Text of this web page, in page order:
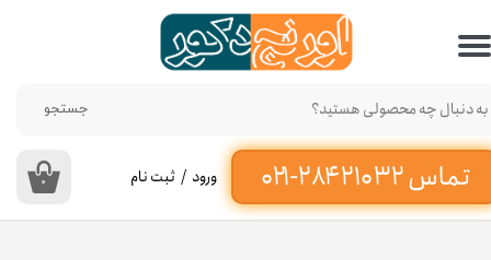
تماس ۳۲ ۲۱۰ ۲۸۴-۰۲۱‌
جستجو
۰ ورود / ثبت نام
حساب کاربری من
تغییر گذر واژه
سفارشات
خروج از حساب کاربری